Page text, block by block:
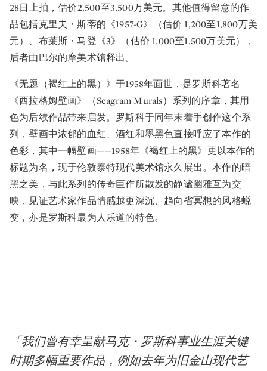
28日上拍，估价2,500至3,500万美元。其他值得留意的作
品包括克里夫・斯蒂的《1957-G》（估价 1,200至1,800万美
元）、布莱斯・马登《3》（估价 1,000至1,500万美元），
后者由巴尔的摩美术馆释出。
《无题（褐红上的黑）》于1958年面世，是罗斯科著名
《西拉格姆壁画》（Seagram Murals）系列的序章，其用
色为后续作品带来启发。罗斯科于同年末着手创作这个系
列，壁画中浓郁的血红、酒红和墨黑色直接呼应了本作的
色彩，其中一幅壁画——1958年《褐红上的黑》更以本作的
标题为名，现于伦敦泰特现代美术馆永久展出。本作的暗
黑之美，与此系列的传奇巨作所散发的静谧幽雅互为交
映，见证艺术家作品情感越更深沉、趋向省冥想的风格蜕
变，亦是罗斯科最为人乐道的特色。
「我们曾有幸呈献马克・罗斯科事业生涯关键
时期多幅重要作品，例如去年为旧金山现代艺